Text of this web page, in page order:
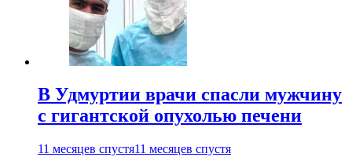
В Удмуртии врачи спасли мужчину
с гигантской опухолью печени
11 месяцев спустя11 месяцев спустя